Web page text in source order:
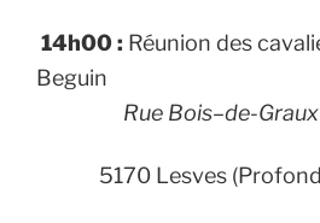
14h00 : Réunion des
Beguin
Rue Bois–de-
5170 Lesves